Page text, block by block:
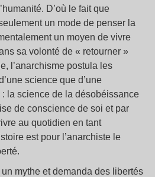
D’où le fait que
un mode de penser la
un moyen de vivre
sa volonté de « retourner »
l’anarchisme postula les
science que d’une
la science de la désobéissance
de conscience de soi et par
au quotidien en tant
est pour l’anarchiste le
mythe et demanda des libertés